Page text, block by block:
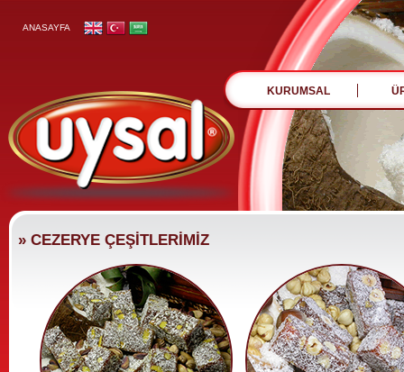
ANASAYFA
KURUMSAL
» CEZERYE ÇEŞİTLERİMİZ